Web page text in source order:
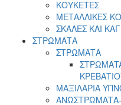
ΚΟΥΚΕΤΕΣ
ΜΕΤΑΛΛΙΚΕΣ
ΣΚΑΛΕΣ ΚΑΙ
ΣΤΡΩΜΑΤΑ
ΣΤΡΩΜΑΤΑ
ΜΑΞΙΛΑΡΙΑ